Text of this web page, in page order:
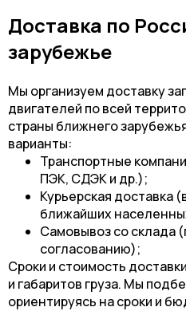
Доставка по
зарубежье
Мы организуем доставку
двигателей по всей
страны ближнего
варианты:
Транспортные
ПЭК, СДЭК и др.);
Курьерская доставка
ближайших
Самовывоз со склада
согласованию);
Сроки и стоимость
и габаритов груза. Мы
ориентируясь на сроки и